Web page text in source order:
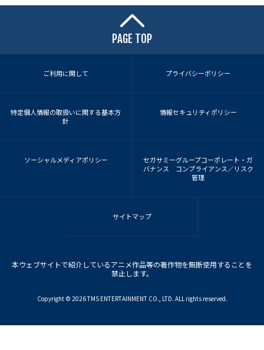
PAGE TOP
ご利用に関して プライバシーポリシー
特定個人情報の取扱いに関する基本方
針
情報セキュリティポリシー
ソーシャルメディアポリシー
セガサミーグループコーポレート・ガ
バナンス コンプライアンス／リスク
管理
サイトマップ
本ウェブサイトで紹介しているアニメ作品等の著作物を無断使用することを
禁止します。
Copyright ©︎ 2026 TMS ENTERTAINMENT CO., LTD. ALL rights reserved.